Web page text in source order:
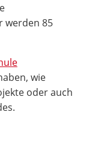
werden 85
wie
oder auch